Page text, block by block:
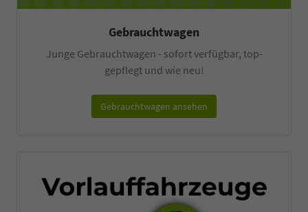
Gebrauchtwagen
Junge Gebrauchtwagen - sofort verfügbar, top-
gepflegt und wie neu!
Gebrauchtwagen ansehen